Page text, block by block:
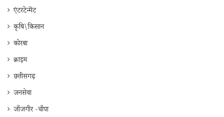
एंटरटेन्मेंट
कृषि\किसान
कोरबा
क्राइम
छत्तीसगढ़
जनसेवा
जाँजगीर -चाँपा